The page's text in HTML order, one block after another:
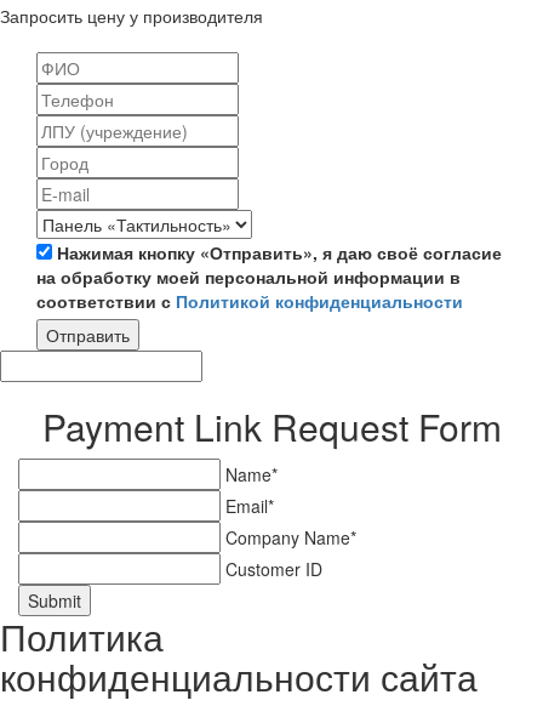
Запросить цену у производителя
Нажимая кнопку «Отправить», я даю своё согласие
на обработку моей персональной информации в
соответствии с Политикой конфиденциальности
Отправить
Payment Link Request Form
Name*
Email*
Company Name*
Customer ID
Submit
Политика
конфиденциальности сайта